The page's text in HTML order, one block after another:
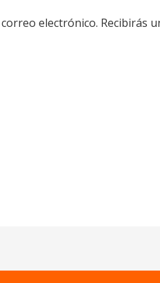
electrónico. Recibirás